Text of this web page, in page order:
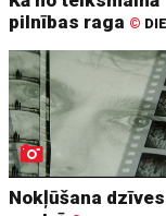
pilnības raga ©
Nokļūšana